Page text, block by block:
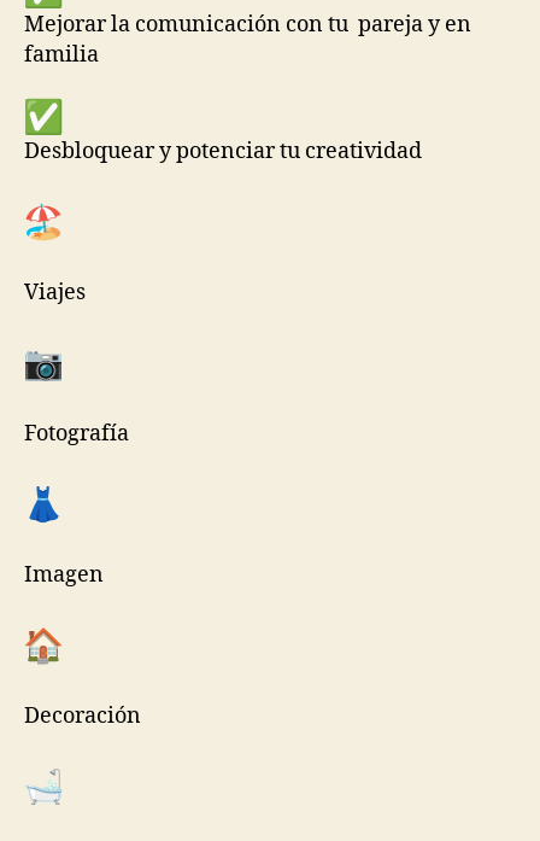
Mejorar la comunicación con tu pareja y en
familia
Desbloquear y potenciar tu creatividad
Viajes
Fotografía
Imagen
Decoración